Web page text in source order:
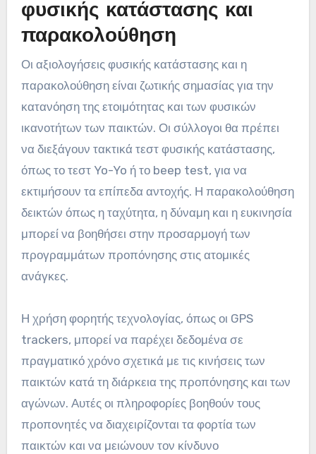
φυσικής κατάστασης και
παρακολούθηση
Οι αξιολογήσεις φυσικής κατάστασης και η
παρακολούθηση είναι ζωτικής σημασίας για την
κατανόηση της ετοιμότητας και των φυσικών
ικανοτήτων των παικτών. Οι σύλλογοι θα πρέπει
να διεξάγουν τακτικά τεστ φυσικής κατάστασης,
όπως το τεστ Yo-Yo ή το beep test, για να
εκτιμήσουν τα επίπεδα αντοχής. Η παρακολούθηση
δεικτών όπως η ταχύτητα, η δύναμη και η ευκινησία
μπορεί να βοηθήσει στην προσαρμογή των
προγραμμάτων προπόνησης στις ατομικές
ανάγκες.
Η χρήση φορητής τεχνολογίας, όπως οι GPS
trackers, μπορεί να παρέχει δεδομένα σε
πραγματικό χρόνο σχετικά με τις κινήσεις των
παικτών κατά τη διάρκεια της προπόνησης και των
αγώνων. Αυτές οι πληροφορίες βοηθούν τους
προπονητές να διαχειρίζονται τα φορτία των
παικτών και να μειώνουν τον κίνδυνο